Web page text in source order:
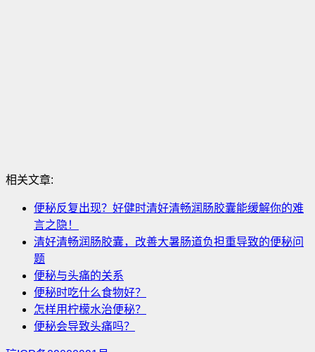
相关文章:
便秘反复出现？好健时清好清畅润肠胶囊能缓解你的难
言之隐！
清好清畅润肠胶囊，改善大暑肠道负担重导致的便秘问
题
便秘与头痛的关系
便秘时吃什么食物好？
怎样用柠檬水治便秘？
便秘会导致头痛吗？